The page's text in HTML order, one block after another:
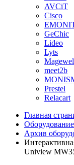
AVCiT
Cisco
GeChic
Lideo
Lyts
meet2b
Prestel
Relacart
Главная
Оборудование
Архив
Uniview